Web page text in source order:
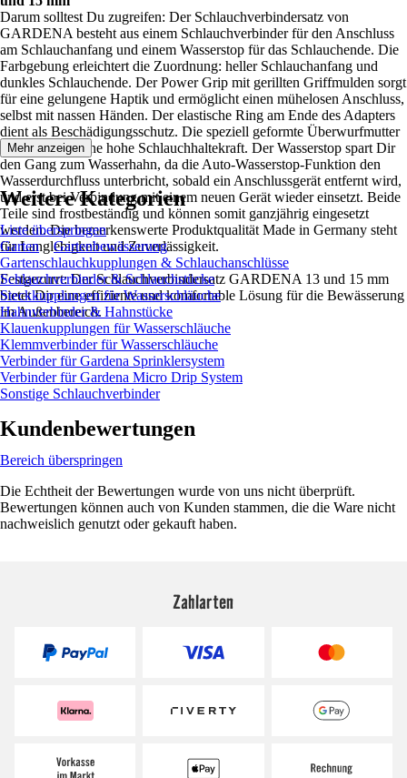
Darum solltest Du zugreifen: Der Schlauchverbindersatz von
GARDENA besteht aus einem Schlauchverbinder für den Anschluss
am Schlauchanfang und einem Wasserstop für das Schlauchende. Die
Farbgebung erleichtert die Zuordnung: heller Schlauchanfang und
dunkles Schlauchende. Der Power Grip mit gerillten Griffmulden sorgt
für eine gelungene Haptik und ermöglicht einen mühelosen Anschluss,
selbst mit nassen Händen. Der elastische Ring am Ende des Adapters
dient als Beschädigungsschutz. Die speziell geformte Überwurfmutter
gewährleistet eine hohe Schlauchhaltekraft. Der Wasserstop spart Dir
den Gang zum Wasserhahn, da die Auto-Wasserstop-Funktion den
Wasserdurchfluss unterbricht, sobald ein Anschlussgerät entfernt wird,
und erst bei Verbindung mit einem neuen Gerät wieder einsetzt. Beide
Teile sind frostbeständig und können somit ganzjährig eingesetzt
werden. Die bemerkenswerte Produktqualität Made in Germany steht
für Langlebigkeit und Zuverlässigkeit.
Festgezurrt: Der Schlauchverbindersatz GARDENA 13 und 15 mm
bietet Dir eine effiziente und komfortable Lösung für die Bewässerung
im Außenbereich.
Mehr anzeigen
Weitere Kategorien
Liste überspringen
Garten
Gartenbewässerung
Gartenschlauchkupplungen & Schlauchanschlüsse
Schlauchverbinder & Schlauchstücke
Steckkupplungen für Wasserschläuche
Hahnverbinder & Hahnstücke
Klauenkupplungen für Wasserschläuche
Klemmverbinder für Wasserschläuche
Verbinder für Gardena Sprinklersystem
Verbinder für Gardena Micro Drip System
Sonstige Schlauchverbinder
Kundenbewertungen
Bereich überspringen
Die Echtheit der Bewertungen wurde von uns nicht überprüft.
Bewertungen können auch von Kunden stammen, die die Ware nicht
nachweislich genutzt oder gekauft haben.
Zahlarten